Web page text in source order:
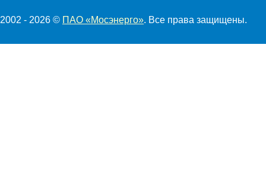
2002 - 2026 © ПАО «Мосэнерго». Все права защищены.